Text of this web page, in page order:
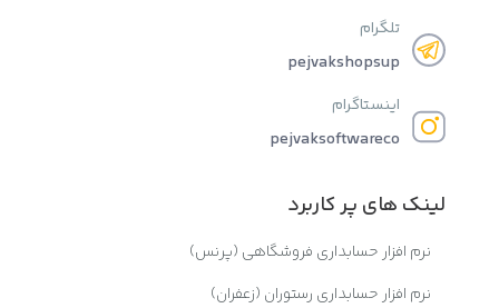
تلگرام
pejvakshopsup
اینستاگرام
pejvaksoftwareco
لینک های پر کاربرد
نرم افزار حسابداری فروشگاهی (پرنس)
نرم افزار حسابداری رستوران (زعفران)